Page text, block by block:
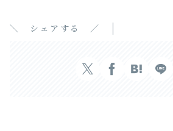
＼ シェアする ／